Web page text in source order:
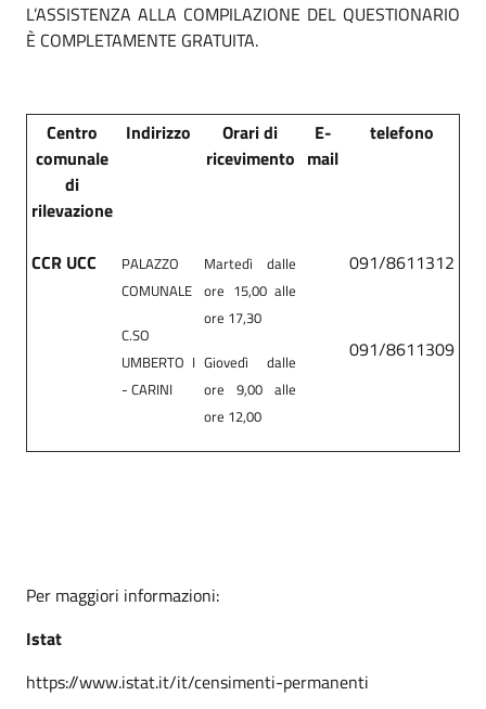
L’ASSISTENZA ALLA COMPILAZIONE DEL QUESTIONARIO
È COMPLETAMENTE GRATUITA.
Centro
comunale
di
rilevazione
Indirizzo
Orari di
ricevimento
E-
mail
telefono
CCR UCC
PALAZZO
COMUNALE
C.SO
UMBERTO I
- CARINI
Martedì dalle
ore 15,00 alle
ore 17,30
Giovedì dalle
ore 9,00 alle
ore 12,00
091/8611312
091/8611309
Per maggiori informazioni:
Istat
https://www.istat.it/it/censimenti-permanenti